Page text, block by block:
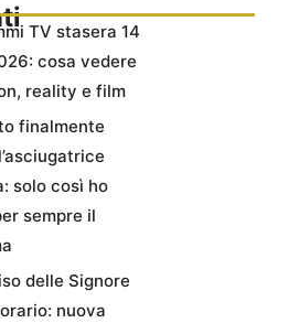
TV stasera 14
cosa vedere
reality e film
finalmente
solo così ho
sempre il
delle Signore
nuova